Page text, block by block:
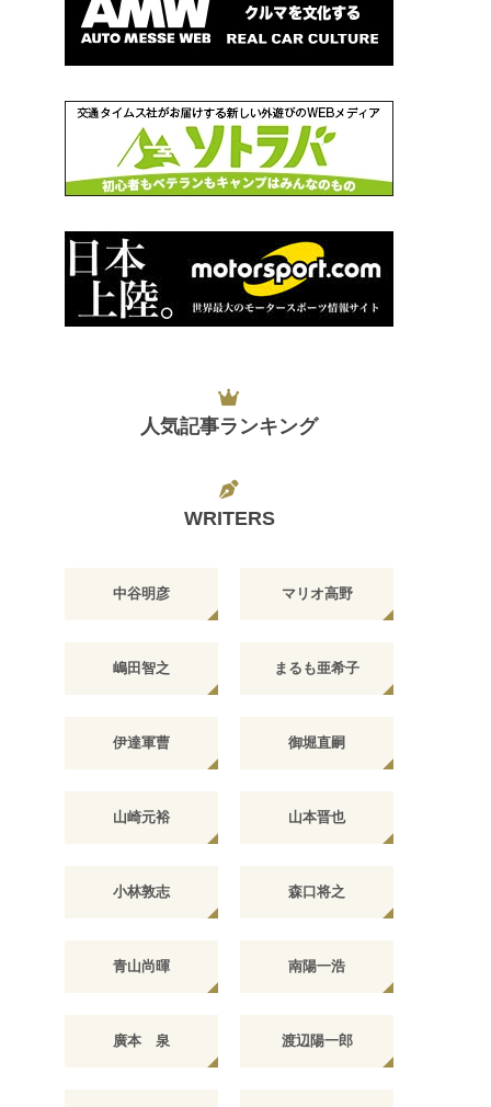
人気記事ランキング
WRITERS
中谷明彦 マリオ高野
嶋田智之 まるも亜希子
伊達軍曹 御堀直嗣
山崎元裕 山本晋也
小林敦志 森口将之
青山尚暉 南陽一浩
廣本 泉 渡辺陽一郎